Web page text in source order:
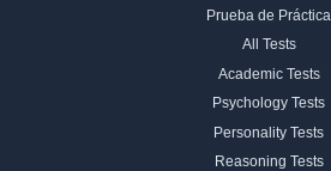
Prueba de Práctica
All Tests
Academic Tests
Psychology Tests
Personality Tests
Reasoning Tests